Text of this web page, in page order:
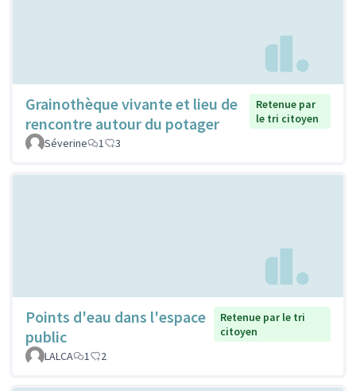
Grainothèque vivante et lieu de
rencontre autour du potager
Retenue par
le tri citoyen
Séverine
1 3
Points d'eau dans l'espace
public
Retenue par le tri
citoyen
LALCA
1 2